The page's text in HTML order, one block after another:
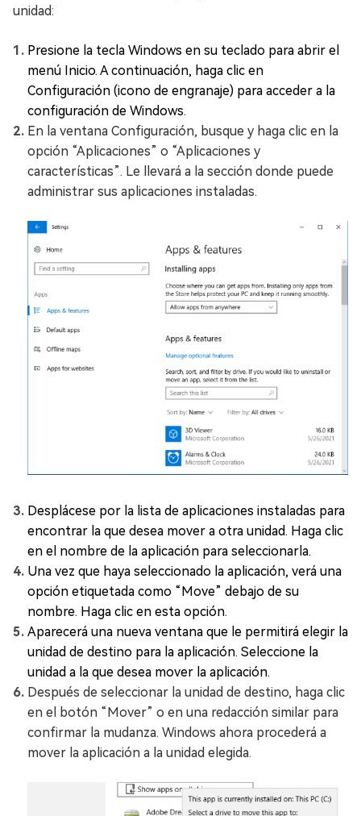
unidad:
Presione la tecla Windows en su teclado para abrir el
menú Inicio. A continuación, haga clic en
Configuración (icono de engranaje) para acceder a la
configuración de Windows.
En la ventana Configuración, busque y haga clic en la
opción “Aplicaciones” o “Aplicaciones y
características”. Le llevará a la sección donde puede
administrar sus aplicaciones instaladas.
Desplácese por la lista de aplicaciones instaladas para
encontrar la que desea mover a otra unidad. Haga clic
en el nombre de la aplicación para seleccionarla.
Una vez que haya seleccionado la aplicación, verá una
opción etiquetada como “Move” debajo de su
nombre. Haga clic en esta opción.
Aparecerá una nueva ventana que le permitirá elegir la
unidad de destino para la aplicación. Seleccione la
unidad a la que desea mover la aplicación.
Después de seleccionar la unidad de destino, haga clic
en el botón “Mover” o en una redacción similar para
confirmar la mudanza. Windows ahora procederá a
mover la aplicación a la unidad elegida.